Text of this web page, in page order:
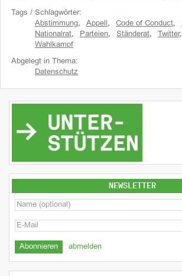
Tags / Schlagwörter:
Abstimmung, Appell , Code of Conduct,
Nationalrat, Parteien, Ständerat, Twitter,
Wahlkampf
Abgelegt in Thema:
Datenschutz
NEWSLETTER
abmelden